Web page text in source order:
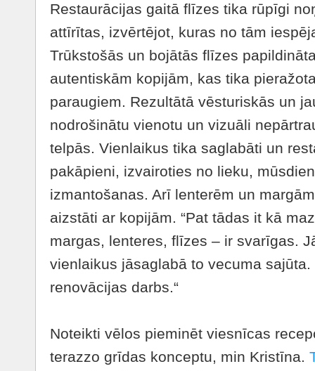
Restaurācijas gaitā flīzes tika rūpīgi
attīrītas, izvērtējot, kuras no tām
Trūkstošās un bojātās flīzes
autentiskām kopijām, kas tika
paraugiem. Rezultātā vēsturiskās un
nodrošinātu vienotu un vizuāli
telpās. Vienlaikus tika saglabāti un
pakāpieni, izvairoties no lieku,
izmantošanas. Arī lenterēm un
aizstāti ar kopijām. “Pat tādas it kā
margas, lenteres, flīzes – ir svarīgas.
vienlaikus jāsaglabā to vecuma
renovācijas darbs.“
Noteikti vēlos pieminēt viesnīcas
terazzo grīdas konceptu, min Kristīna.